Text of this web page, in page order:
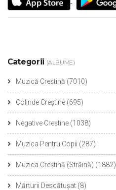
Categorii (ALBUME)
Muzică Creștină (7010)
Colinde Creștine (695)
Negative Creștine (1038)
Muzica Pentru Copii (287)
Muzica Creștină (Străină) (1882)
Mărturii Descătușat (8)